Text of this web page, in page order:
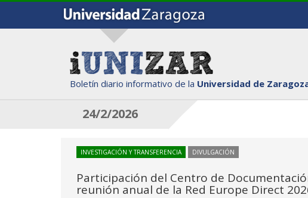
Boletín diario informativo de la Universidad de
24/2/2026
INVESTIGACIÓN Y TRANSFERENCIA DIVULGACIÓN
Participación del Centro de
reunión anual de la Red Europe Direct